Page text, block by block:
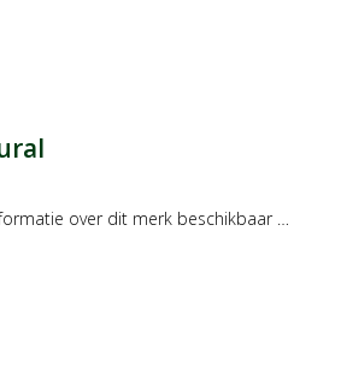
over dit merk beschikbaar …